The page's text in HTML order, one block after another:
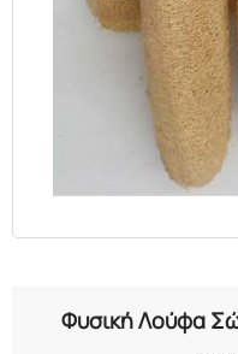
ΑΙΘΕΡΙΑ ΕΛΑΙΑ
Φυσική Λούφα